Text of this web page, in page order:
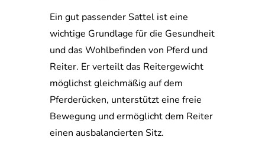
Ein gut passender Sattel ist eine
wichtige Grundlage für die Gesundheit
und das Wohlbefinden von Pferd und
Reiter. Er verteilt das Reitergewicht
möglichst gleichmäßig auf dem
Pferderücken, unterstützt eine freie
Bewegung und ermöglicht dem Reiter
einen ausbalancierten Sitz.